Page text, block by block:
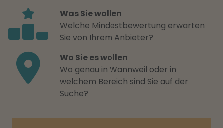
Was Sie wollen
Welche Mindestbewertung erwarten
Sie von Ihrem Anbieter?
Wo Sie es wollen
Wo genau in Wannweil oder in
welchem Bereich sind Sie auf der
Suche?